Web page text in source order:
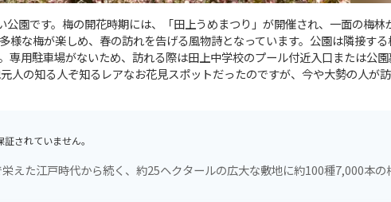
園です。梅の開花時期には、「田上うめまつり」が開催され、一面の梅林
様な梅が楽しめ、春の訪れを告げる風物詩となっています。公園は隣接す
専用駐車場がないため、訪れる際は田上中学校のプール付近入口または公
人の知る人ぞ知るレアなお花見スポットだったのですが、今や大勢の人が
されていません。
えた江戸時代から続く、約25ヘクタールの広大な敷地に約100種7,000本の